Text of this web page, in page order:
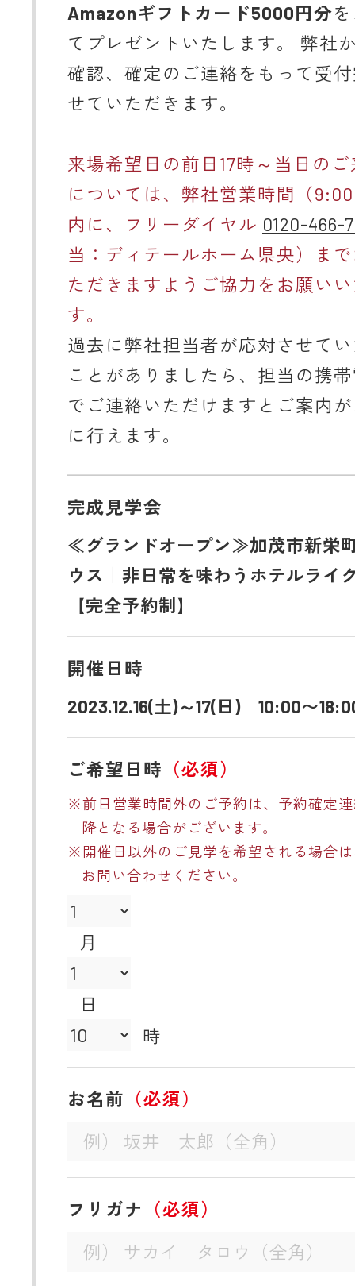
Amazonギフトカード5000円分
てプレゼントいたします。 弊社
確認、確定のご連絡をもって受
せていただきます。
来場希望日の前日17時～当日の
については、弊社営業時間（
内に、フリーダイヤル 0120-466-
当：ディテールホーム県央）ま
ただきますようご協力をお願い
す。
過去に弊社担当者が応対させて
ことがありましたら、担当の携
でご連絡いただけますとご案内
に行えます。
完成見学会
≪グランドオープン≫加茂市新栄
ウス｜非日常を味わうホテルライ
【完全予約制】
開催日時
2023.12.16(土)～17(日) 10:00〜
ご希望日時 （必須）
※前日営業時間外のご予約は、予約確定
降となる場合がございます。
※開催日以外のご見学を希望される場合
お問い合わせください。
月
日
時
お名前 （必須）
フリガナ （必須）